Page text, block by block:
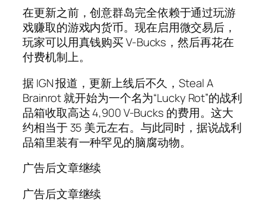
在更新之前，创意群岛完全依赖于通过玩游
戏赚取的游戏内货币。现在启用微交易后，
玩家可以用真钱购买 V-Bucks，然后再花在
付费机制上。
据 IGN 报道，更新上线后不久，Steal A
Brainrot 就开始为一个名为“Lucky Rot”的战利
品箱收取高达 4,900 V-Bucks 的费用。这大
约相当于 35 美元左右。与此同时，据说战利
品箱里装有一种罕见的脑腐动物。
广告后文章继续
广告后文章继续